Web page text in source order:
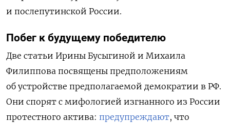
и послепутинской России.
Побег к будущему победителю
Две статьи Ирины Бусыгиной и Михаила
Филиппова посвящены предположениям
об устройстве предполагаемой демократии в РФ.
Они спорят с мифологией изгнанного из России
протестного актива: предупреждают, что